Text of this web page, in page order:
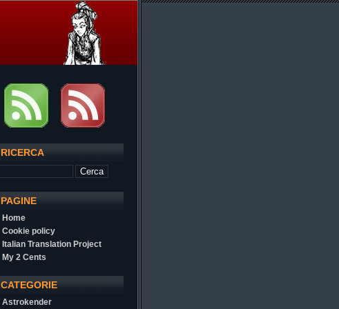
RICERCA
PAGINE
Home
Cookie policy
Italian Translation Project
My 2 Cents
CATEGORIE
Astrokender